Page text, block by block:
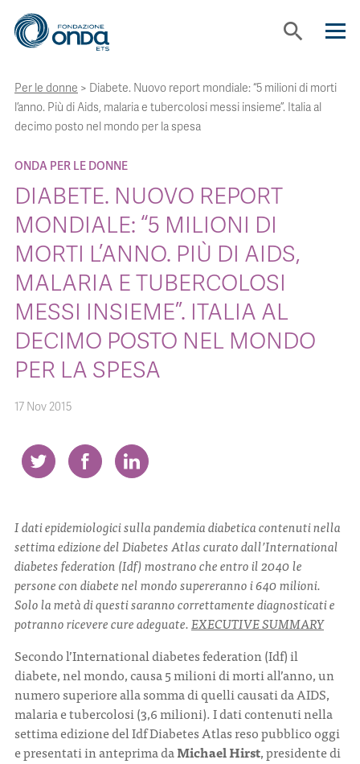
search
CHI SIAMO
STRUMENTI
PROGETTI
BOLLINI
CONTATTI
Per le donne > Diabete. Nuovo report mondiale: “5 milioni di morti
l’anno. Più di Aids, malaria e tubercolosi messi insieme”. Italia al
decimo posto nel mondo per la spesa
ONDA PER LE DONNE
DIABETE. NUOVO REPORT
MONDIALE: “5 MILIONI DI
MORTI L’ANNO. PIÙ DI AIDS,
MALARIA E TUBERCOLOSI
MESSI INSIEME”. ITALIA AL
DECIMO POSTO NEL MONDO
PER LA SPESA
17 Nov 2015
I dati epidemiologici sulla pandemia diabetica contenuti nella
settima edizione del Diabetes Atlas curato dall’International
diabetes federation (Idf) mostrano che entro il 2040 le
persone con diabete nel mondo supereranno i 640 milioni.
Solo la metà di questi saranno correttamente diagnosticati e
potranno ricevere cure adeguate.EXECUTIVE SUMMARY
Secondo l’International diabetes federation (Idf) il
diabete, nel mondo, causa 5 milioni di morti all’anno, un
numero superiore alla somma di quelli causati da AIDS,
malaria e tubercolosi (3,6 milioni). I dati contenuti nella
settima edizione del Idf Diabetes Atlas reso pubblico oggi
e presentati in anteprima daMichael Hirst, presidente di